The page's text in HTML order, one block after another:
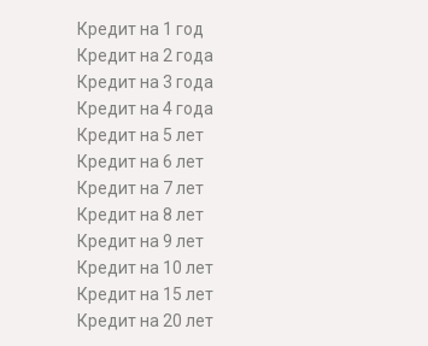
Кредит на 1 год
Кредит на 2 года
Кредит на 3 года
Кредит на 4 года
Кредит на 5 лет
Кредит на 6 лет
Кредит на 7 лет
Кредит на 8 лет
Кредит на 9 лет
Кредит на 10 лет
Кредит на 15 лет
Кредит на 20 лет